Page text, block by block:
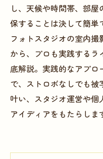
し、天候や時間帯、部
保することは決して簡単
フォトスタジオの室内
から、プロも実践する
底解説。実践的なアプロ
で、ストロボなしでも
叶い、スタジオ運営や個
アイディアをもたらしま